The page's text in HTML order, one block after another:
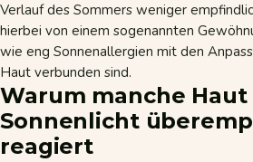
Verlauf des Sommers weniger
hierbei von einem sogenannten
wie eng Sonnenallergien mit den
Haut verbunden sind.
Warum manche
Sonnenlicht
reagiert